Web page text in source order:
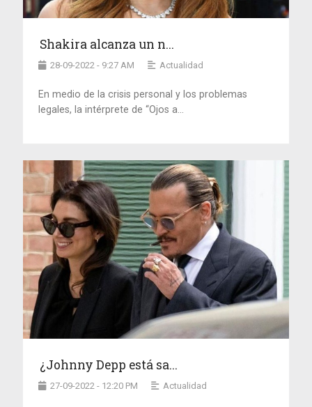
Shakira alcanza un n...
28-09-2022 - 9:27 AM Actualidad
En medio de la crisis personal y los problemas
legales, la intérprete de “Ojos a...
¿Johnny Depp está sa...
27-09-2022 - 12:20 PM Actualidad